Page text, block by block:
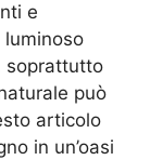
e
soprattutto
può
articolo
in un’oasi